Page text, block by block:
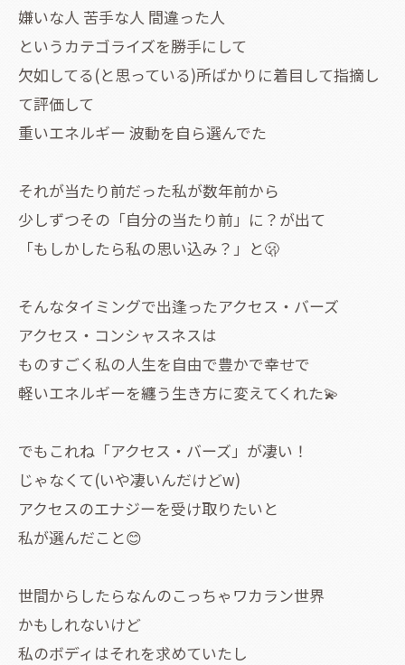
嫌いな人 苦手な人 間違った人
というカテゴライズを勝手にして
欠如してる(と思っている)所ばかりに着目して指摘し
て評価して
重いエネルギー 波動を自ら選んでた
それが当たり前だった私が数年前から
少しずつその「自分の当たり前」に？が出て
「もしかしたら私の思い込み？」と🫢
そんなタイミングで出逢ったアクセス・バーズ
アクセス・コンシャスネスは
ものすごく私の人生を自由で豊かで幸せで
軽いエネルギーを纏う生き方に変えてくれた💫
でもこれね「アクセス・バーズ」が凄い！
じゃなくて(いや凄いんだけどw)
アクセスのエナジーを受け取りたいと
私が選んだこと😊
世間からしたらなんのこっちゃワカラン世界
かもしれないけど
私のボディはそれを求めていたし